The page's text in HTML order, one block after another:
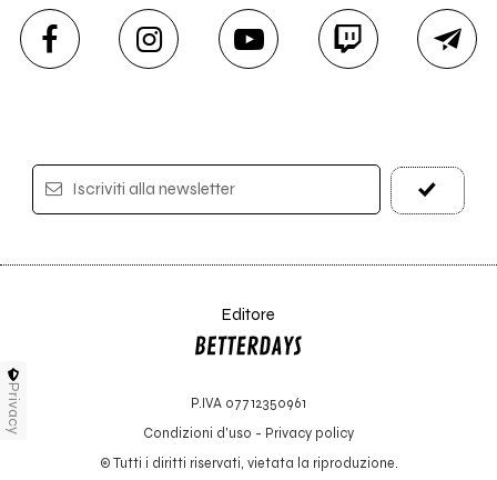
Iscriviti alla newsletter
Editore
P.IVA 07712350961
Condizioni d'uso - Privacy policy
© Tutti i diritti riservati, vietata la riproduzione.
Privacy